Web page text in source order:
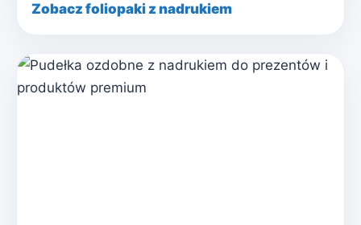
Zobacz foliopaki z nadrukiem